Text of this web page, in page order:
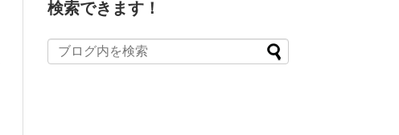
検索できます！